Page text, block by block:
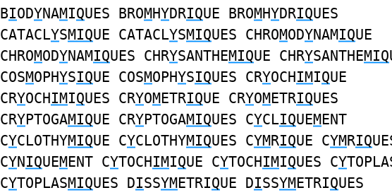
BIODYNAMIQUES BROMHYDRIQUE BROMHYDRIQUES
CATACLYSMIQUE CATACLYSMIQUES CHROMODYNAMIQUE
CHROMODYNAMIQUES CHRYSANTHEMIQUE CHRYSANTHEMIQ
COSMOPHYSIQUE COSMOPHYSIQUES CRYOCHIMIQUE
CRYOCHIMIQUES CRYOMETRIQUE CRYOMETRIQUES
CRYPTOGAMIQUE CRYPTOGAMIQUES CYCLIQUEMENT
CYCLOTHYMIQUE CYCLOTHYMIQUES CYMRIQUE CYMRIQ
CYNIQUEMENT CYTOCHIMIQUE CYTOCHIMIQUES CY
CYTOPLASMIQUES DISSYMETRIQUE DISSYMETRIQUES